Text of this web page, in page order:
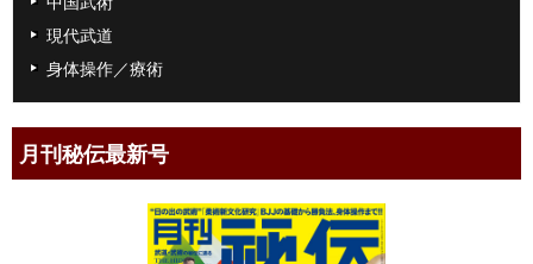
現代武道
身体操作／療術
月刊秘伝最新号